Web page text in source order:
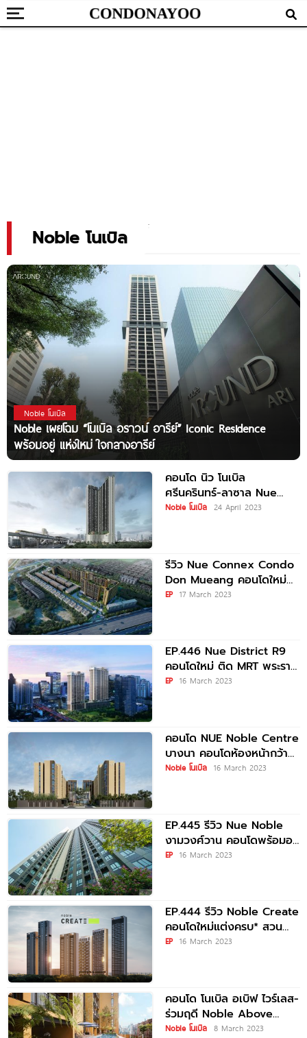
Noble โนเบิล
Noble โนเบิล
Noble เผยโฉม “โนเบิล อราวน์ อารีย์” Iconic Residence
พร้อมอยู่ แห่งใหม่ ใจกลางอารีย์
คอนโด นิว โนเบิล
ศรีนครินทร์-ลาซาล Nue
Noble Srinakarin-
Noble โนเบิล 24 April 2023
รีวิว Nue Connex Condo
Don Mueang คอนโดใหม่
แต่งครบ ส่วนกลางจัดเต็ม
EP 17 March 2023
EP.446 Nue District R9
คอนโดใหม่ ติด MRT พระราม
9 และ
EP 16 March 2023
คอนโด NUE Noble Centre
บางนา คอนโดห้องหน้ากว้าง
10 ก้าว ถึง Central
Noble โนเบิล 16 March 2023
EP.445 รีวิว Nue Noble
งามวงศ์วาน คอนโดพร้อมอยู่
ส่วนกลางจัดเต็ม ห้องหน้า
EP 16 March 2023
EP.444 รีวิว Noble Create
คอนโดใหม่แต่งครบ* สวน
ใหญ่ 5 ไร่ Facilities 2,500
EP 16 March 2023
คอนโด โนเบิล อเบิฟ ไวร์เลส-
ร่วมฤดี Noble Above
Wireless-Ruamrudee ใกล้
Noble โนเบิล 8 March 2023